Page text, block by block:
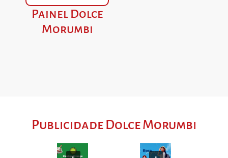
Painel Dolce
Morumbi
Publicidade Dolce Morumbi